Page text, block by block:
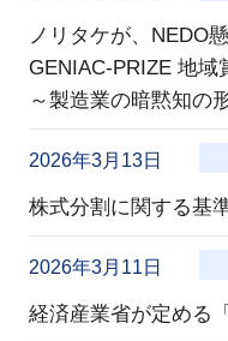
ノリタケが、NEDO
GENIAC-PRIZE 地域
～製造業の暗黙知の
2026年3月13日
株式分割に関する基
2026年3月11日
経済産業省が定める